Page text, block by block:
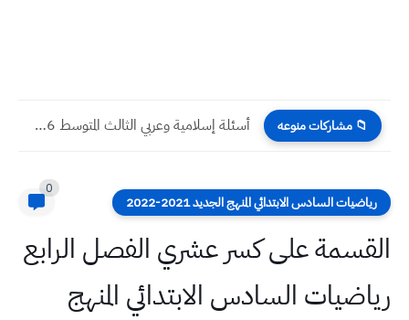
📁 مشاركات منوعه أسئلة إسلامية وعربي الثالث المتوسط 2026 الدور الأول
رياضيات السادس الابتدائي المنهج الجديد 2021-2022
0
القسمة على كسر عشري الفصل الرابع
رياضيات السادس الابتدائي المنهج